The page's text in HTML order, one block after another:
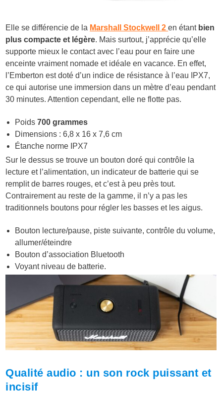
Elle se différencie de la Marshall Stockwell 2en étantbien
plus compacte et légère. Mais surtout, j’apprécie qu’elle
supporte mieux le contact avec l’eau pour en faire une
enceinte vraiment nomade et idéale en vacance. En effet,
l’Emberton est doté d’un indice de résistance à l’eau IPX7,
ce qui autorise une immersion dans un mètre d’eau pendant
30 minutes. Attention cependant, elle ne flotte pas.
Poids700 grammes
Dimensions : 6,8 x 16 x 7,6 cm
Étanche norme IPX7
Sur le dessus se trouve un bouton doré qui contrôle la
lecture et l’alimentation, un indicateur de batterie qui se
remplit de barres rouges, et c’est à peu près tout.
Contrairement au reste de la gamme, il n’y a pas les
traditionnels boutons pour régler les basses et les aigus.
Bouton lecture/pause, piste suivante, contrôle du volume,
allumer/éteindre
Bouton d’association Bluetooth
Voyant niveau de batterie.
Qualité audio : un son rock puissant et
incisif